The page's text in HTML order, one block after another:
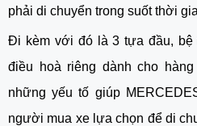
phải di chuyển trong suốt thời
Đi kèm với đó là 3 tựa đầu,
điều hoà riêng dành cho
những yếu tố giúp
người mua xe lựa chọn để di